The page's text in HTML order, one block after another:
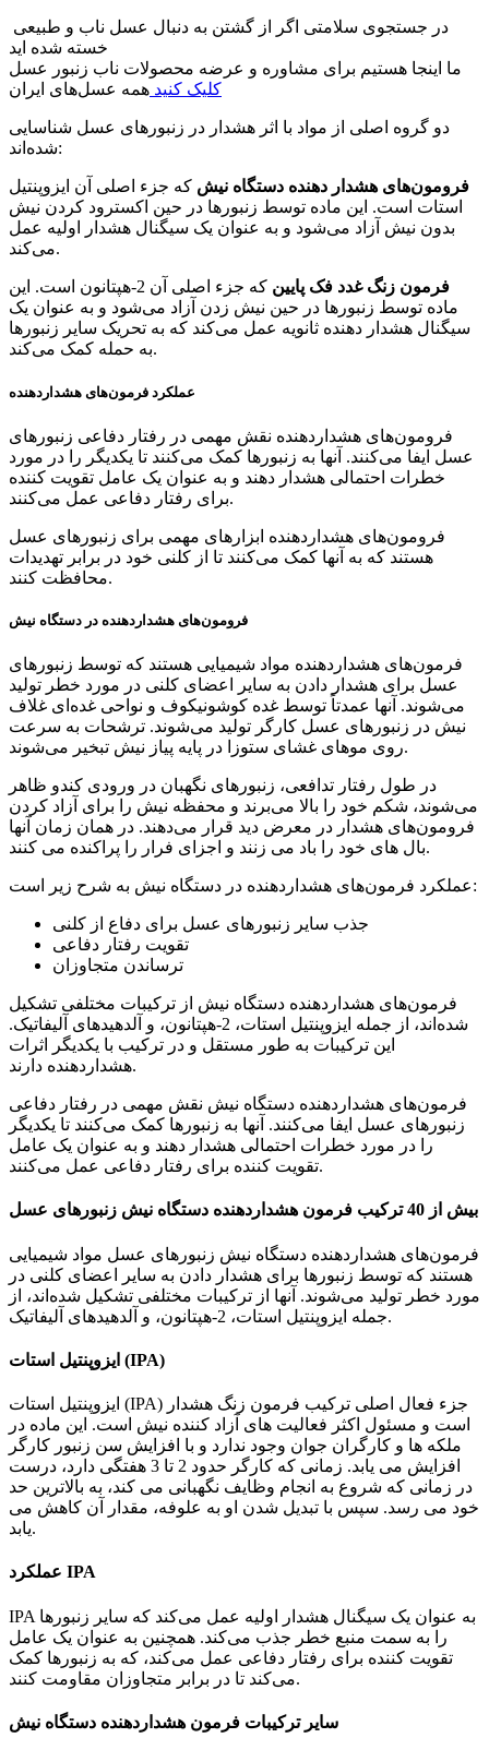
خسته شده اید
ما اینجا هستیم برای مشاوره و عرضه محصولات ناب زنبور عسل
کلیک کنید همه عسل‌های ایران
دو گروه اصلی از مواد با اثر هشدار در زنبورهای عسل شناسایی
شده‌اند:
فرومون‌های هشدار دهنده دستگاه نیش که جزء اصلی آن ایزوپنتیل
استات است. این ماده توسط زنبورها در حین اکسترود کردن نیش
بدون نیش آزاد می‌شود و به عنوان یک سیگنال هشدار اولیه عمل
می‌کند.
فرمون زنگ غدد فک پایین
که جزء اصلی آن 2-هپتانون است. این
ماده توسط زنبورها در حین نیش زدن آزاد می‌شود و به عنوان یک
سیگنال هشدار دهنده ثانویه عمل می‌کند که به تحریک سایر زنبورها
به حمله کمک می‌کند.
عملکرد فرمون‌های هشداردهنده
فرومون‌های هشداردهنده نقش مهمی در رفتار دفاعی زنبورهای
عسل ایفا می‌کنند. آنها به زنبورها کمک می‌کنند تا یکدیگر را در مورد
خطرات احتمالی هشدار دهند و به عنوان یک عامل تقویت کننده
برای رفتار دفاعی عمل می‌کنند.
فرومون‌های هشداردهنده ابزارهای مهمی برای زنبورهای عسل
هستند که به آنها کمک می‌کنند تا از کلنی خود در برابر تهدیدات
محافظت کنند.
فرومون‌های هشداردهنده در دستگاه نیش
فرمون‌های هشداردهنده مواد شیمیایی هستند که توسط زنبورهای
عسل برای هشدار دادن به سایر اعضای کلنی در مورد خطر تولید
می‌شوند. آنها عمدتاً توسط غده کوشونیکوف و نواحی غده‌ای غلاف
نیش در زنبورهای عسل کارگر تولید می‌شوند. ترشحات به سرعت
روی موهای غشای ستوزا در پایه پیاز نیش تبخیر می‌شوند.
در طول رفتار تدافعی، زنبورهای نگهبان در ورودی کندو ظاهر
می‌شوند، شکم خود را بالا می‌برند و محفظه نیش را برای آزاد کردن
فرومون‌های هشدار در معرض دید قرار می‌دهند. در همان زمان آنها
بال های خود را باد می زنند و اجزای فرار را پراکنده می کنند.
عملکرد فرمون‌های هشداردهنده در دستگاه نیش به شرح زیر است:
جذب سایر زنبورهای عسل برای دفاع از کلنی
تقویت رفتار دفاعی
ترساندن متجاوزان
فرمون‌های هشداردهنده دستگاه نیش از ترکیبات مختلفی تشکیل
شده‌اند، از جمله ایزوپنتیل استات، 2-هپتانون، و آلدهیدهای آلیفاتیک.
این ترکیبات به طور مستقل و در ترکیب با یکدیگر اثرات
هشداردهنده دارند.
فرمون‌های هشداردهنده دستگاه نیش نقش مهمی در رفتار دفاعی
زنبورهای عسل ایفا می‌کنند. آنها به زنبورها کمک می‌کنند تا یکدیگر
را در مورد خطرات احتمالی هشدار دهند و به عنوان یک عامل
تقویت کننده برای رفتار دفاعی عمل می‌کنند.
بیش از 40 ترکیب فرمون هشداردهنده دستگاه نیش زنبورهای عسل
فرمون‌های هشداردهنده دستگاه نیش زنبورهای عسل مواد شیمیایی
هستند که توسط زنبورها برای هشدار دادن به سایر اعضای کلنی در
مورد خطر تولید می‌شوند. آنها از ترکیبات مختلفی تشکیل شده‌اند، از
جمله ایزوپنتیل استات، 2-هپتانون، و آلدهیدهای آلیفاتیک.
ایزوپنتیل استات (IPA)
ایزوپنتیل استات (IPA) جزء فعال اصلی ترکیب فرمون زنگ هشدار
است و مسئول اکثر فعالیت های آزاد کننده نیش است. این ماده در
ملکه ها و کارگران جوان وجود ندارد و با افزایش سن زنبور کارگر
افزایش می یابد. زمانی که کارگر حدود 2 تا 3 هفتگی دارد، درست
در زمانی که شروع به انجام وظایف نگهبانی می کند، به بالاترین حد
خود می رسد. سپس با تبدیل شدن او به علوفه، مقدار آن کاهش می
یابد.
عملکرد IPA
IPA به عنوان یک سیگنال هشدار اولیه عمل می‌کند که سایر زنبورها
را به سمت منبع خطر جذب می‌کند. همچنین به عنوان یک عامل
تقویت کننده برای رفتار دفاعی عمل می‌کند، که به زنبورها کمک
می‌کند تا در برابر متجاوزان مقاومت کنند.
سایر ترکیبات فرمون هشداردهنده دستگاه نیش